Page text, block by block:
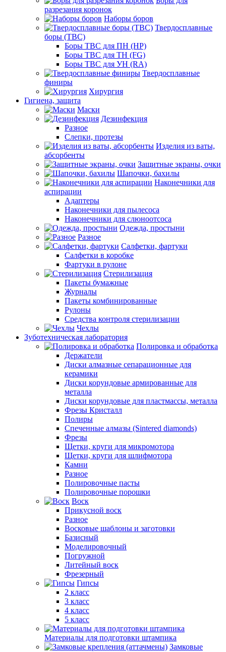
разрезания коронок
Наборы боров
Твердосплавные
боры (ТВС)
Боры ТВС для ПН (HP)
Боры ТВС для ТН (FG)
Боры ТВС для УН (RA)
Твердосплавные
финиры
Хирургия
Гигиена, защита
Маски
Дезинфекция
Разное
Слепки, протезы
Изделия из ваты,
абсорбенты
Защитные экраны, очки
Шапочки, бахилы
Наконечники для
аспирации
Адаптеры
Наконечники для пылесоса
Наконечники для слюноотсоса
Одежда, простыни
Разное
Салфетки, фартуки
Салфетки в коробке
Фартуки в рулоне
Стерилизация
Пакеты бумажные
Журналы
Пакеты комбинированные
Рулоны
Средства контроля стерилизации
Чехлы
Зуботехническая лаборатория
Полировка и обработка
Держатели
Диски алмазные сепарационные для
керамики
Диски корундовые армированные для
металла
Диски корундовые для пластмассы, металла
Фрезы Кристалл
Полиры
Спеченные алмазы (Sintered diamonds)
Фрезы
Щетки, круги для микромотора
Щетки, круги для шлифмотора
Камни
Разное
Полировочные пасты
Полировочные порошки
Воск
Прикусной воск
Разное
Восковые шаблоны и заготовки
Базисный
Моделировочный
Погружной
Литейный воск
Фрезерный
Гипсы
2 класс
3 класс
4 класс
5 класс
Материалы для подготовки штампика
Замковые